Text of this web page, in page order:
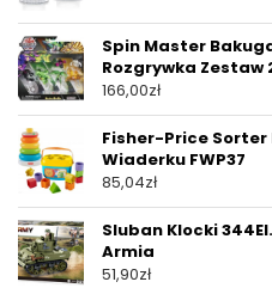
Spin Master
Rozgrywka Zestaw
166,00zł
Fisher-Price Sorter
Wiaderku FWP37
85,04zł
Sluban Klocki
Armia
51,90zł